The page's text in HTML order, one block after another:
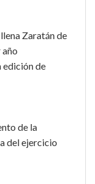
Zaratán de
edición de
de la
del ejercicio